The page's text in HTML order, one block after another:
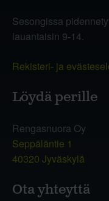
Sesongissa
lauantaisin 9-14.
Rekisteri- ja
Löydä perille
Rengasnuora Oy
Seppäläntie 1
40320 Jyväskylä
Ota yhteyttä